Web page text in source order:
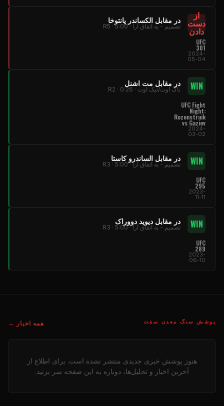
از
دست
دادن
در مقابل الکساندر پانتوخا
تصمیم - به اتفاق آرا · R5 · 5:00
UFC
301
2024-
05-04
WIN در مقابل مت اشنل
ناک اوت/تیک اوت · R2 · 0:26
UFC Fight
Night:
Rozenstruik
vs Gaziev
2024-
03-02
WIN در مقابل الساندرو کاستا
تصمیم - به اتفاق آرا · R3 · 5:00
UFC
295
2023-
11-11
WIN در مقابل دیوید دووراک
تصمیم - به اتفاق آرا · R3 · 5:00
UFC
289
2023-
06-10
پوشش سنگ معدن سفت همه اخبار →
هنوز پوشش خبری جدیدی منتشر نشده است. برای اطلاع از
آخرین اخبار و تحلیل‌ها، دوباره به این صفحه سر بزنید.